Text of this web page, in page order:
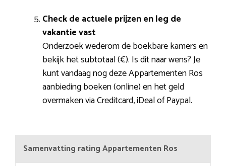
Check de actuele prijzen en leg de
vakantie vast
Onderzoek wederom de boekbare kamers en
bekijk het subtotaal (€). Is dit naar wens? Je
kunt vandaag nog deze Appartementen Ros
aanbieding boeken (online) en het geld
overmaken via Creditcard, iDeal of Paypal.
Samenvatting rating Appartementen Ros